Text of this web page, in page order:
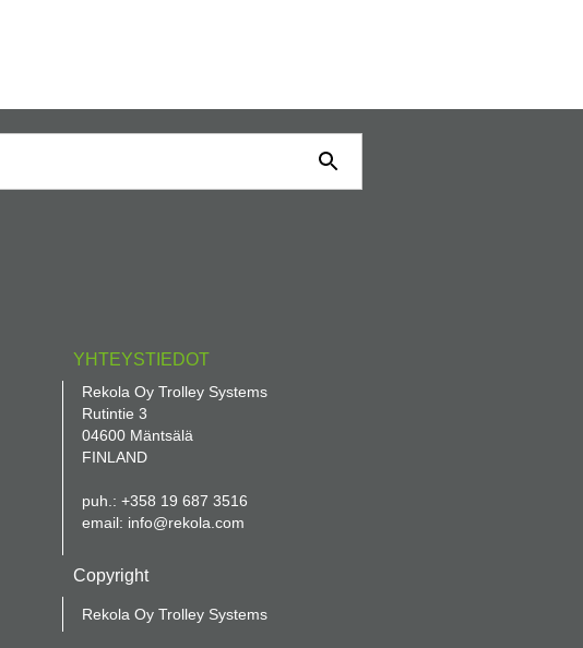
YHTEYSTIEDOT
Rekola Oy Trolley Systems
Rutintie 3
04600 Mäntsälä
FINLAND
puh.: +358 19 687 3516
email: info@rekola.com
Copyright
Rekola Oy Trolley Systems